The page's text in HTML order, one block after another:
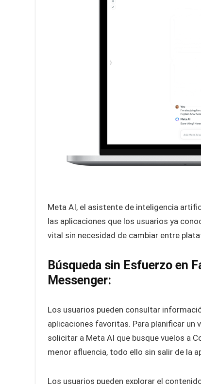
Meta AI, el asistente de inteligencia
las aplicaciones que los usuarios ya
vital sin necesidad de cambiar entre
Búsqueda sin Esfuerzo en
Messenger:
Los usuarios pueden consultar
aplicaciones favoritas. Para planificar un
solicitar a Meta AI que busque vuelos a
menor afluencia, todo ello sin salir de la
Los usuarios pueden explorar el